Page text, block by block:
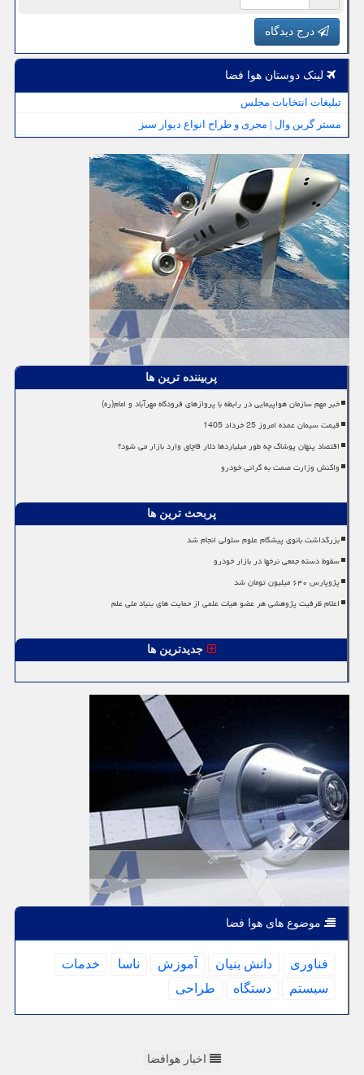
درج دیدگاه
لینک دوستان هوا فضا
تبلیغات انتخابات مجلس
مستر گرین وال | مجری و طراح انواع دیوار سبز
پربیننده ترین ها
خبر مهم سازمان هواپیمایی در رابطه با پروازهای فرودگاه مهرآباد و امام(ره)
قیمت سیمان عمده امروز 25 خرداد 1405
اقتصاد پنهان پوشاک چه طور میلیاردها دلار قاچاق وارد بازار می شود؟
واکنش وزارت صمت به گرانی خودرو
پربحث ترین ها
بزرگداشت بانوی پیشگام علوم سلولی انجام شد
سقوط دسته جمعی نرخها در بازار خودرو
پژوپارس ۶۴۰ میلیون تومان شد
اعلام ظرفیت پژوهشی هر عضو هیات علمی از حمایت های بنیاد ملی علم
جدیدترین ها
موضوع های هوا فضا
فناوری دانش بنیان آموزش ناسا
خدمات
سیستم
دستگاه طراحی
اخبار هوافضا